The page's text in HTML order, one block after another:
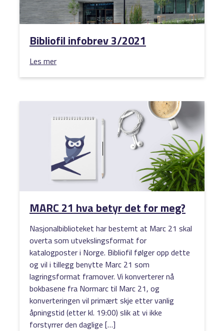
Bibliofil infobrev 3/2021
Les mer
MARC 21 hva betyr det for meg?
Nasjonalbiblioteket har bestemt at Marc 21 skal
overta som utvekslingsformat for
katalogposter i Norge. Bibliofil følger opp dette
og vil i tillegg benytte Marc 21 som
lagringsformat framover. Vi konverterer nå
bokbasene fra Normarc til Marc 21, og
konverteringen vil primært skje etter vanlig
åpningstid (etter kl. 19:00) slik at vi ikke
forstyrrer den daglige […]